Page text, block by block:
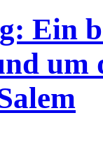
Ein
um